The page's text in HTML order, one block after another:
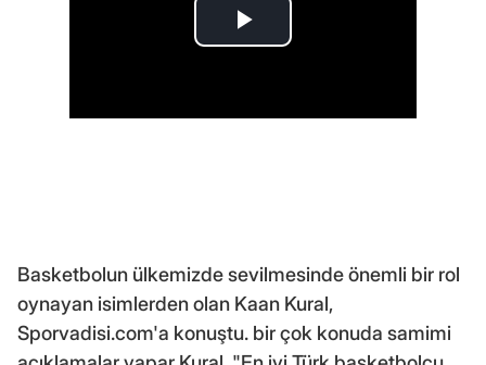
Basketbolun ülkemizde sevilmesinde önemli bir rol
oynayan isimlerden olan Kaan Kural,
Sporvadisi.com'a konuştu. bir çok konuda samimi